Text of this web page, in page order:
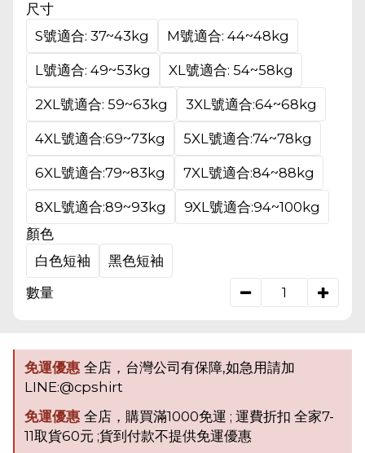
尺寸
S號適合: 37~43kg
M號適合: 44~48kg
L號適合: 49~53kg XL號適合: 54~58kg
2XL號適合: 59~63kg 3XL號適合:64~68kg
4XL號適合:69~73kg 5XL號適合:74~78kg
6XL號適合:79~83kg 7XL號適合:84~88kg
8XL號適合:89~93kg
9XL號適合:94~100kg
顏色
白色短袖
黑色短袖
數量
免運優惠 全店，台灣公司有保障,如急用請加
LINE:@cpshirt
免運優惠 全店，購買滿1000免運 ; 運費折扣 全家7-
11取貨60元 ;貨到付款不提供免運優惠